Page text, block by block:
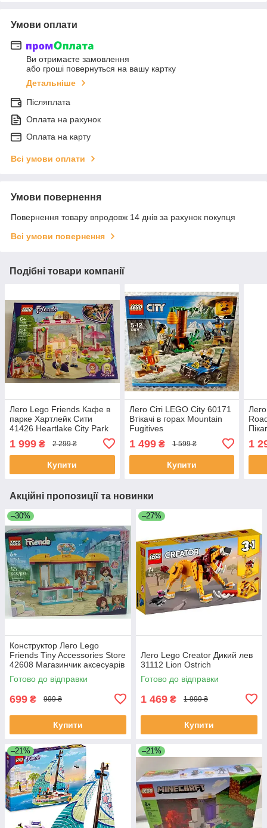
Умови оплати
Ви отримаєте замовлення
або гроші повернуться на вашу картку
Детальніше
Післяплата
Оплата на рахунок
Оплата на карту
Всі умови оплати
Умови повернення
Повернення товару впродовж 14 днів за рахунок покупця
Всі умови повернення
Подібні товари компанії
Лего Lego Friends Кафе в
парке Хартлейк Сити
41426 Heartlake City Park
1 999 ₴ 2 299 ₴
Купити
Лего Сіті LEGO City 60171
Втікачі в горах Mountain
Fugitives
1 499₴ 1 599 ₴
Купити
1
Акційні пропозиції та новинки
–30%
Конструктор Лего Lego
Friends Tiny Accessories Store
42608 Магазинчик аксесуарів
Готово до відправки
699 ₴ 999 ₴
Купити
–27%
Лего Lego Creator Дикий лев
31112 Lion Ostrich
Готово до відправки
1 469 ₴ 1 999 ₴
Купити
–21% –21%